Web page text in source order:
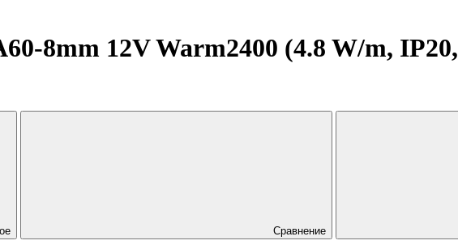
8mm 12V Warm2400 (4.8 W/m,
Сравнение